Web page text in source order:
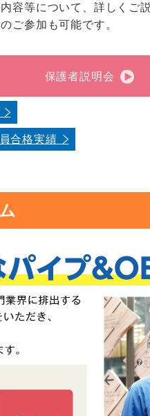
容等について、詳しくご
ご参加も可能です。
保護者説明会
合格実績